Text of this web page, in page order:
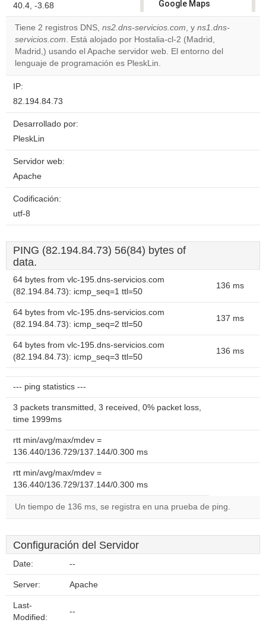
40.4, -3.68
Google Maps
correctly.
Do you
own this
Tiene 2 registros DNS, ns2.dns-servicios.com, y ns1.dns-
servicios.com. Está alojado por Hostalia-cl-2 (Madrid,
Madrid,) usando el Apache servidor web. El entorno del
lenguaje de programación es PleskLin.
IP:
82.194.84.73
Desarrollado por:
PleskLin
Servidor web:
Apache
Codificación:
utf-8
PING (82.194.84.73) 56(84) bytes of
data.
64 bytes from vlc-195.dns-servicios.com
(82.194.84.73): icmp_seq=1 ttl=50
136 ms
64 bytes from vlc-195.dns-servicios.com
(82.194.84.73): icmp_seq=2 ttl=50
137 ms
64 bytes from vlc-195.dns-servicios.com
(82.194.84.73): icmp_seq=3 ttl=50
136 ms
--- ping statistics ---
3 packets transmitted, 3 received, 0% packet loss,
time 1999ms
rtt min/avg/max/mdev =
136.440/136.729/137.144/0.300 ms
rtt min/avg/max/mdev =
136.440/136.729/137.144/0.300 ms
Un tiempo de 136 ms, se registra en una prueba de ping.
Configuración del Servidor
Date: --
Server: Apache
Last-
Modified:
--